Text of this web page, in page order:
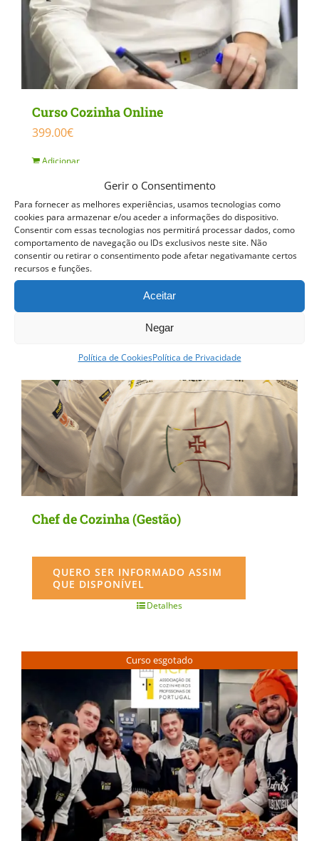
Gerir o Consentimento
Para fornecer as melhores experiências, usamos tecnologias como
cookies para armazenar e/ou aceder a informações do dispositivo.
Consentir com essas tecnologias nos permitirá processar dados, como
comportamento de navegação ou IDs exclusivos neste site. Não
consentir ou retirar o consentimento pode afetar negativamante certos
recursos e funções.
Aceitar
Negar
Política de CookiesPolítica de Privacidade
Curso Cozinha Online
399.00€
Adicionar
Curso esgotado
Chef de Cozinha (Gestão)
QUERO SER INFORMADO ASSIM
QUE DISPONÍVEL
Detalhes
Curso esgotado